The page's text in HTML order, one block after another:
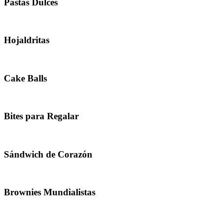
Pastas Dulces
Hojaldritas
Cake Balls
Bites para Regalar
Sándwich de Corazón
Brownies Mundialistas